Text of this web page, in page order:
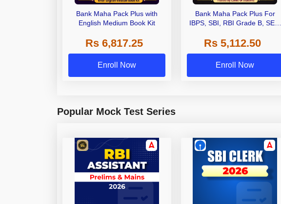
Bank Maha Pack Plus with
English Medium Book Kit
Rs 6,817.25
Enroll Now
Bank Maha Pack Plus For
IBPS, SBI, RBI Grade B, SEBI
Other Grade A & Grade B Bank
Exams
Rs 5,112.50
Enroll Now
Popular Mock Test Series